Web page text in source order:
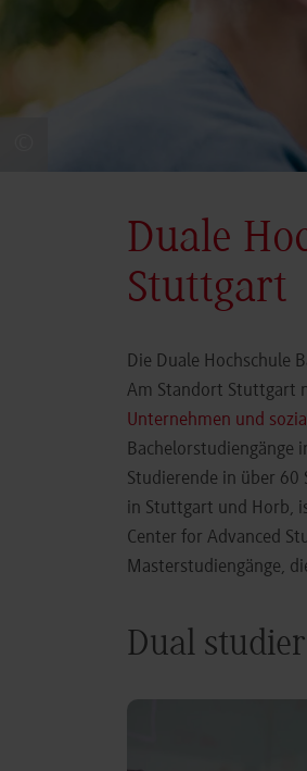
Duale
Stuttgart
Die Duale Hochschule
Am Standort Stuttgart
Unternehmen und
Bachelorstudiengänge
Studierende in über
in Stuttgart und Horb,
Center for Advanced
Masterstudiengänge,
Dual